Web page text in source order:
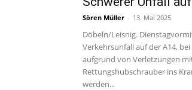
Sören Müller - 13. Mai 2025
Döbeln/Leisnig.
Verkehrsunfall auf der A14,
aufgrund von Verletzungen
Rettungshubschrauber ins
werden...